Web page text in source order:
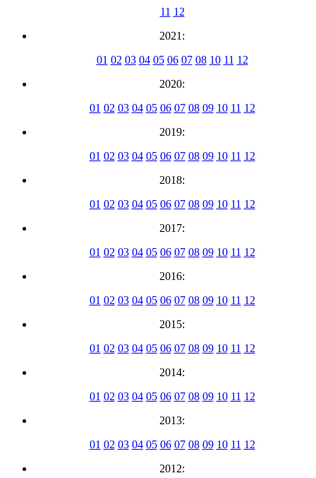
11 12
2021:
01 02 03 04 05 06 07 08 10 11 12
2020:
01 02 03 04 05 06 07 08 09 10 11 12
2019:
01 02 03 04 05 06 07 08 09 10 11 12
2018:
01 02 03 04 05 06 07 08 09 10 11 12
2017:
01 02 03 04 05 06 07 08 09 10 11 12
2016:
01 02 03 04 05 06 07 08 09 10 11 12
2015:
01 02 03 04 05 06 07 08 09 10 11 12
2014:
01 02 03 04 05 06 07 08 09 10 11 12
2013:
01 02 03 04 05 06 07 08 09 10 11 12
2012: